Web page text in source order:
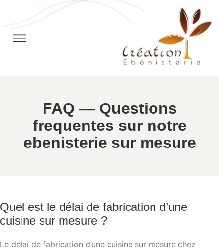
FAQ — Questions
frequentes sur notre
ebenisterie sur mesure
Quel est le délai de fabrication d’une
cuisine sur mesure ?
Le délai de fabrication d’une cuisine sur mesure chez